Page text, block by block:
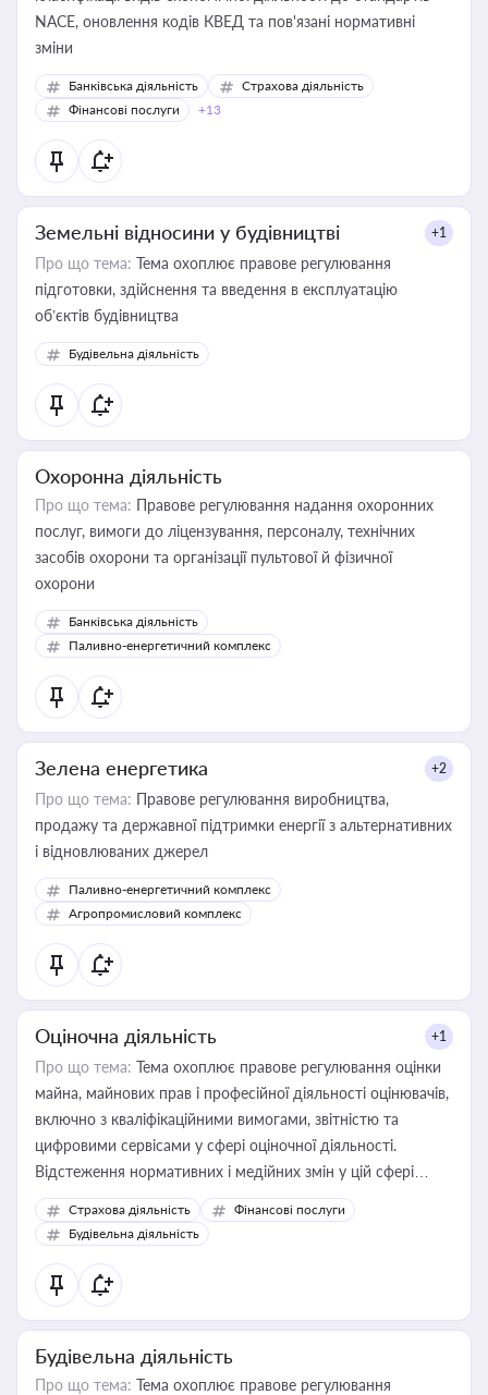
NACE, оновлення кодів КВЕД та пов'язані нормативні
зміни
Банківська діяльність
Страхова діяльність
Фінансові послуги
+13
Земельні відносини у будівництві +1
Про що тема: Тема охоплює правове регулювання
підготовки, здійснення та введення в експлуатацію
об’єктів будівництва
Будівельна діяльність
Охоронна діяльність
Про що тема: Правове регулювання надання охоронних
послуг, вимоги до ліцензування, персоналу, технічних
засобів охорони та організації пультової й фізичної
охорони
Банківська діяльність
Паливно-енергетичний комплекс
Зелена енергетика +2
Про що тема: Правове регулювання виробництва,
продажу та державної підтримки енергії з альтернативних
і відновлюваних джерел
Паливно-енергетичний комплекс
Агропромисловий комплекс
Оціночна діяльність +1
Про що тема: Тема охоплює правове регулювання оцінки
майна, майнових прав і професійної діяльності оцінювачів,
включно з кваліфікаційними вимогами, звітністю та
цифровими сервісами у сфері оціночної діяльності.
Відстеження нормативних і медійних змін у цій сфері
корисне для власника бізнесу, керівника, юриста або
бухгалтера під час оподаткування, приватизації, оренди
державного майна, корпоративних угод і перевірки
статусу суб'єктів оціночної діяльності
Страхова діяльність
Фінансові послуги
Будівельна діяльність
Будівельна діяльність
Про що тема: Тема охоплює правове регулювання